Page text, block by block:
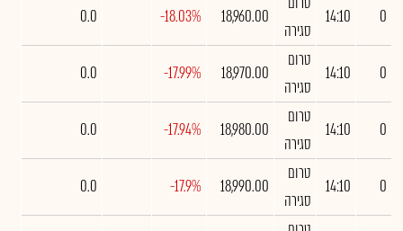
0
14:10
סגירה
18,960.00
-18.03%
0.0
0
14:10
טרום
סגירה
18,970.00
-17.99%
0.0
0
14:10
טרום
סגירה
18,980.00
-17.94%
0.0
0
14:10
טרום
סגירה
18,990.00
-17.9%
0.0